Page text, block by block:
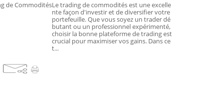
Le trading de commodités est une excelle
nte façon d'investir et de diversifier votre
portefeuille. Que vous soyez un trader dé
butant ou un professionnel expérimenté,
choisir la bonne plateforme de trading est
crucial pour maximiser vos gains. Dans ce
t...